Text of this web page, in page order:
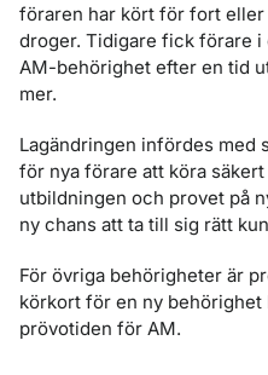
föraren har kört för fort
droger. Tidigare fick förare
AM-behörighet efter en tid
mer.
Lagändringen infördes med
för nya förare att köra
utbildningen och provet på
ny chans att ta till sig rätt
För övriga behörigheter är
körkort för en ny
prövotiden för AM.